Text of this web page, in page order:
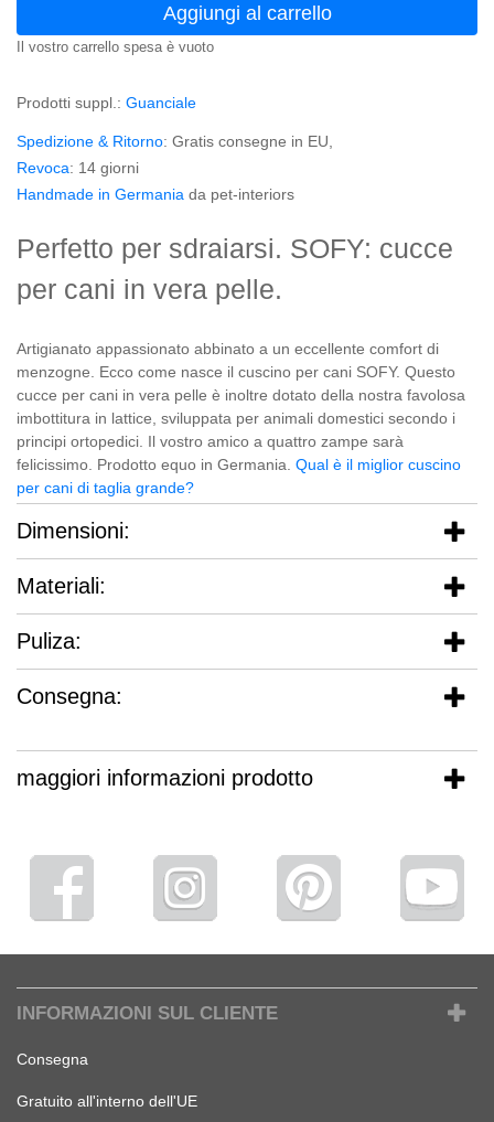
Aggiungi al carrello
Il vostro carrello spesa è vuoto
Prodotti suppl.: Guanciale
Spedizione & Ritorno: Gratis consegne in EU,
Revoca: 14 giorni
Handmade in Germania da pet-interiors
Perfetto per sdraiarsi. SOFY: cucce
per cani in vera pelle.
Artigianato appassionato abbinato a un eccellente comfort di
menzogne. Ecco come nasce il cuscino per cani SOFY. Questo
cucce per cani in vera pelle è inoltre dotato della nostra favolosa
imbottitura in lattice, sviluppata per animali domestici secondo i
principi ortopedici. Il vostro amico a quattro zampe sarà
felicissimo. Prodotto equo in Germania. Qual è il miglior cuscino
per cani di taglia grande?
Dimensioni:
Materiali:
Puliza:
Consegna:
maggiori informazioni prodotto
INFORMAZIONI SUL CLIENTE
Consegna
Gratuito all'interno dell'UE